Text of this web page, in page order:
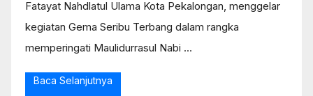
Fatayat Nahdlatul Ulama Kota Pekalongan, menggelar
kegiatan Gema Seribu Terbang dalam rangka
memperingati Maulidurrasul Nabi ...
Baca Selanjutnya